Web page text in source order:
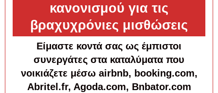
κανονισμού για τις
βραχυχρόνιες μισθώσεις
Είμαστε κοντά σας ως έμπιστοι
συνεργάτες στα καταλύματα που
νοικιάζετε μέσω airbnb, booking.com,
Abritel.fr, Agoda.com, Bnbator.com